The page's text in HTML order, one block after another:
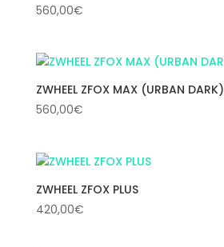
560,00€
ZWHEEL ZFOX MAX (URBAN DARK)
560,00€
ZWHEEL ZFOX PLUS
420,00€